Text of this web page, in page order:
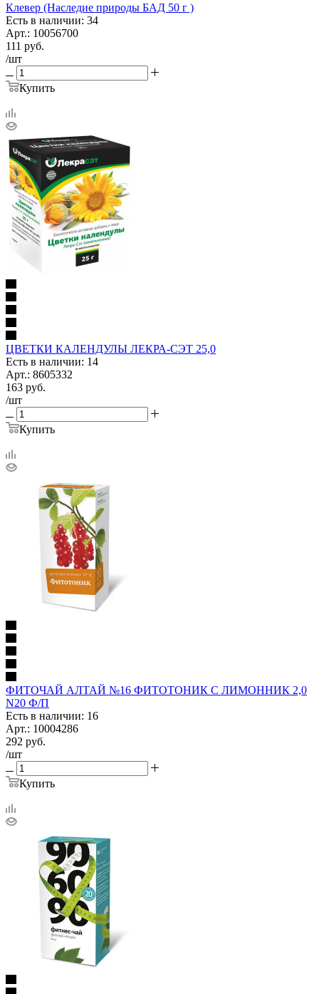
Клевер (Наследие природы БАД 50 г )
Есть в наличии: 34
Арт.: 10056700
111 руб.
/шт
Купить
ЦВЕТКИ КАЛЕНДУЛЫ ЛЕКРА-СЭТ 25,0
Есть в наличии: 14
Арт.: 8605332
163 руб.
/шт
Купить
ФИТОЧАЙ АЛТАЙ №16 ФИТОТОНИК С ЛИМОННИК 2,0
N20 Ф/П
Есть в наличии: 16
Арт.: 10004286
292 руб.
/шт
Купить